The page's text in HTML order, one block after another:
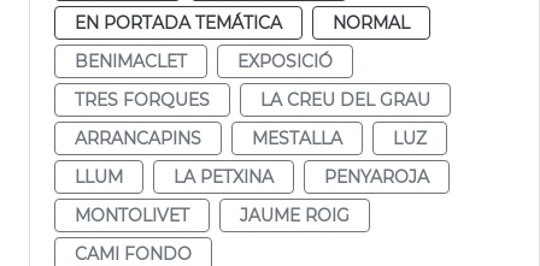
EN PORTADA TEMÁTICA
NORMAL
BENIMACLET
EXPOSICIÓ
TRES FORQUES
LA CREU DEL GRAU
ARRANCAPINS
MESTALLA
LUZ
LLUM
LA PETXINA
PENYAROJA
MONTOLIVET
JAUME ROIG
CAMI FONDO